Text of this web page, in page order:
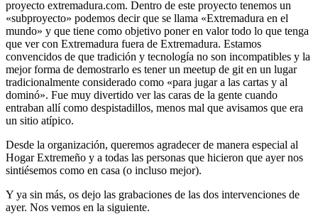
proyecto extremadura.com. Dentro de este proyecto tenemos un
«subproyecto» podemos decir que se llama «Extremadura en el
mundo» y que tiene como objetivo poner en valor todo lo que tenga
que ver con Extremadura fuera de Extremadura. Estamos
convencidos de que tradición y tecnología no son incompatibles y la
mejor forma de demostrarlo es tener un meetup de git en un lugar
tradicionalmente considerado como «para jugar a las cartas y al
dominó». Fue muy divertido ver las caras de la gente cuando
entraban allí como despistadillos, menos mal que avisamos que era
un sitio atípico.
Desde la organización, queremos agradecer de manera especial al
Hogar Extremeño y a todas las personas que hicieron que ayer nos
sintiésemos como en casa (o incluso mejor).
Y ya sin más, os dejo las grabaciones de las dos intervenciones de
ayer. Nos vemos en la siguiente.